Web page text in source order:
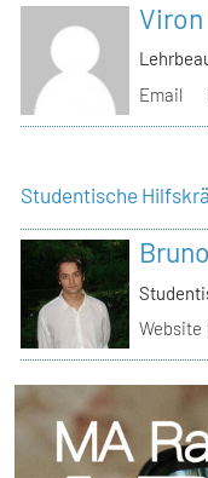
Email
Studentische
Website